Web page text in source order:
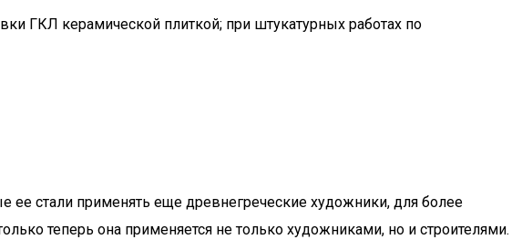
ГКЛ керамической плиткой; при штукатурных работах по
ее стали применять еще древнегреческие художники, для более
теперь она применяется не только художниками, но и строителями.